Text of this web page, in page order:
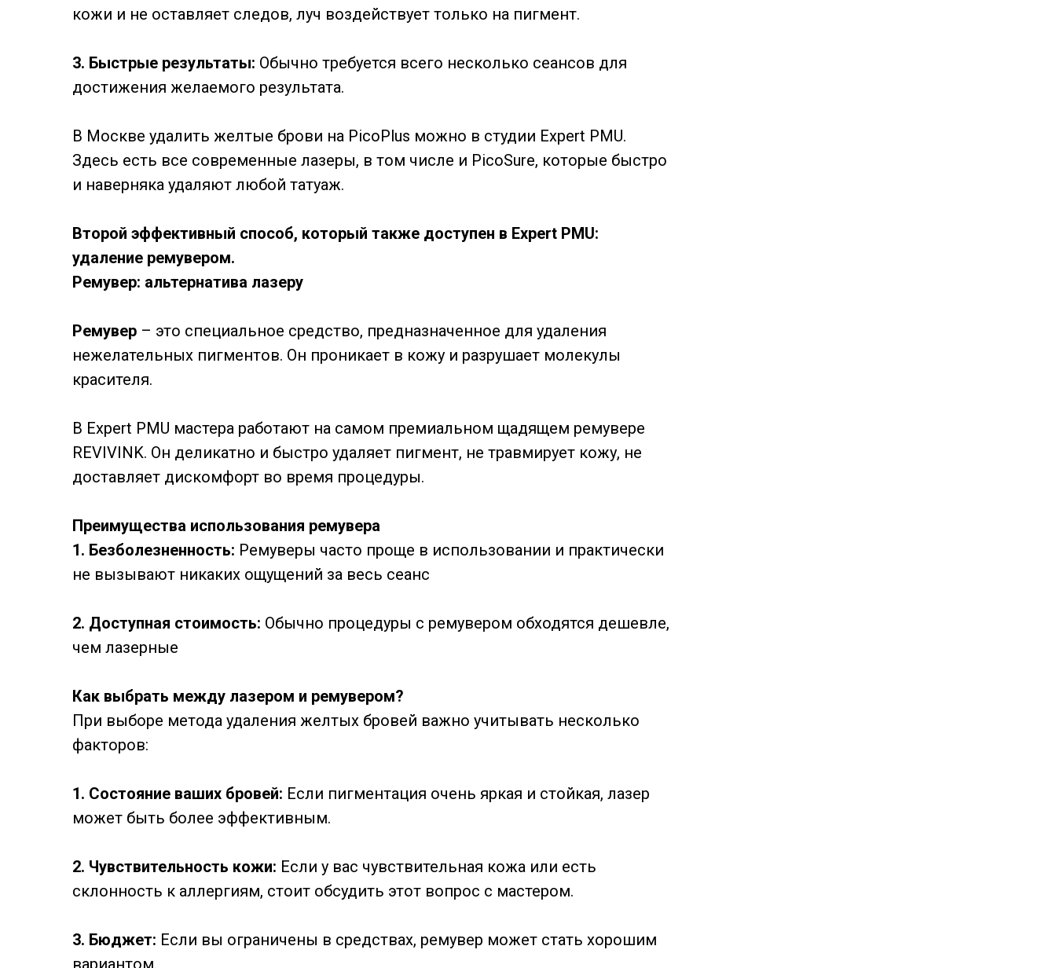
кожи и не оставляет следов, луч воздействует только на пигмент.
3. Быстрые результаты: Обычно требуется всего несколько сеансов для
достижения желаемого результата.
В Москве удалить желтые брови на PicoPlus можно в студии Expert PMU.
Здесь есть все современные лазеры, в том числе и PicoSure, которые быстро
и наверняка удаляют любой татуаж.
Второй эффективный способ, который также доступен в Expert PMU:
удаление ремувером.
Ремувер: альтернатива лазеру
Ремувер – это специальное средство, предназначенное для удаления
нежелательных пигментов. Он проникает в кожу и разрушает молекулы
красителя.
В Expert PMU мастера работают на самом премиальном щадящем ремувере
REVIVINK. Он деликатно и быстро удаляет пигмент, не травмирует кожу, не
доставляет дискомфорт во время процедуры.
Преимущества использования ремувера
1. Безболезненность: Ремуверы часто проще в использовании и практически
не вызывают никаких ощущений за весь сеанс
2. Доступная стоимость: Обычно процедуры с ремувером обходятся дешевле,
чем лазерные
Как выбрать между лазером и ремувером?
При выборе метода удаления желтых бровей важно учитывать несколько
факторов:
1. Состояние ваших бровей: Если пигментация очень яркая и стойкая, лазер
может быть более эффективным.
2. Чувствительность кожи: Если у вас чувствительная кожа или есть
склонность к аллергиям, стоит обсудить этот вопрос с мастером.
3. Бюджет: Если вы ограничены в средствах, ремувер может стать хорошим
вариантом.